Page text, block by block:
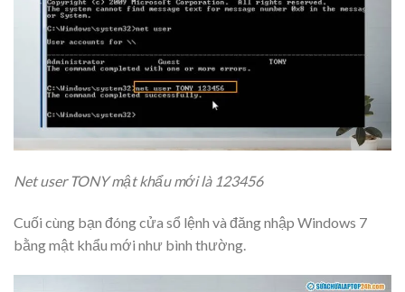
Net user TONY mật khẩu mới là 123456
Cuối cùng bạn đóng cửa sổ lệnh và đăng nhập Windows 7
bằng mật khẩu mới như bình thường.